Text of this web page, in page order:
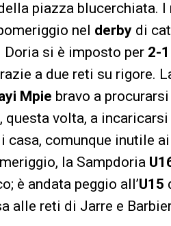
piazza blucerchiata.
nel derby di
Doria si è imposto per 2-1
a due reti su rigore.
Mpie bravo a
questa volta, a
casa, comunque inutile
la Sampdoria
è andata peggio all’U15
alle reti di Jarre e